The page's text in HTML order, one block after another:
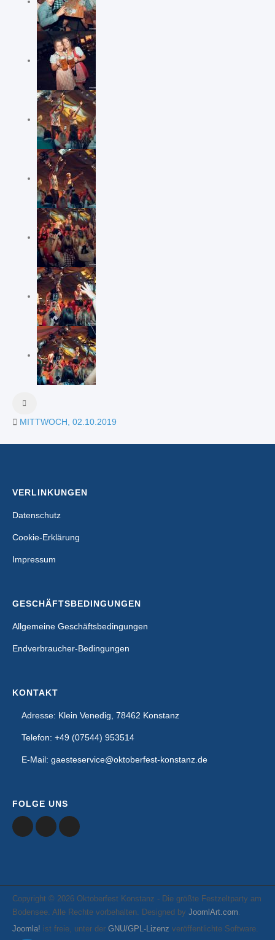
MITTWOCH, 02.10.2019
VERLINKUNGEN
Datenschutz
Cookie-Erklärung
Impressum
GESCHÄFTSBEDINGUNGEN
Allgemeine Geschäftsbedingungen
Endverbraucher-Bedingungen
KONTAKT
Adresse: Klein Venedig, 78462 Konstanz
Telefon: +49 (07544) 953514
E-Mail: gaesteservice@oktoberfest-konstanz.de
FOLGE UNS
Copyright © 2026 Oktoberfest Konstanz - Die größte Festzeltparty am
Bodensee. Alle Rechte vorbehalten. Designed by JoomlArt.com.
Joomla! ist freie, unter der GNU/GPL-Lizenz veröffentlichte Software.